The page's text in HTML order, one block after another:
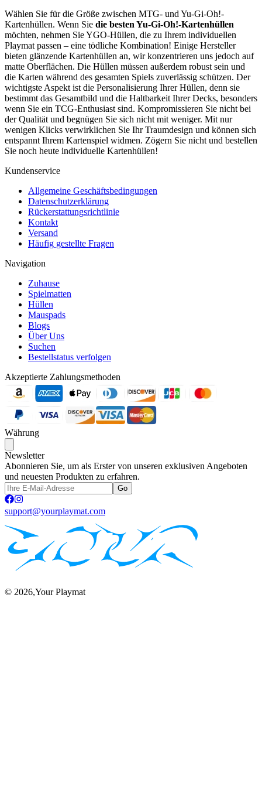
Wählen Sie für die Größe zwischen MTG- und Yu-Gi-Oh!-
Kartenhüllen. Wenn Sie die besten Yu-Gi-Oh!-Kartenhüllen
möchten, nehmen Sie YGO-Hüllen, die zu Ihrem individuellen
Playmat passen – eine tödliche Kombination! Einige Hersteller
bieten glänzende Kartenhüllen an, wir konzentrieren uns jedoch auf
matte Oberflächen. Die Hüllen müssen außerdem robust sein und
die Karten während des gesamten Spiels zuverlässig schützen. Der
wichtigste Aspekt ist die Personalisierung Ihrer Hüllen, denn sie
bestimmt das Gesamtbild und die Haltbarkeit Ihrer Decks, besonders
wenn Sie ein TCG-Enthusiast sind. Kompromissieren Sie nicht bei
der Qualität und begnügen Sie sich nicht mit weniger. Mit nur
wenigen Klicks verwirklichen Sie Ihr Traumdesign und können sich
entspannt Ihrem Kartenspiel widmen. Zögern Sie nicht und bestellen
Sie noch heute individuelle Kartenhüllen!
Kundenservice
Allgemeine Geschäftsbedingungen
Datenschutzerklärung
Rückerstattungsrichtlinie
Kontakt
Versand
Häufig gestellte Fragen
Navigation
Zuhause
Spielmatten
Hüllen
Mauspads
Blogs
Über Uns
Suchen
Bestellstatus verfolgen
Akzeptierte Zahlungsmethoden
Währung
Newsletter
Abonnieren Sie, um als Erster von unseren exklusiven Angeboten
und neuesten Produkten zu erfahren.
Go
support@yourplaymat.com
© 2026,Your Playmat